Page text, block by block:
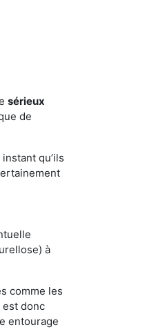
sérieux
de
qu’ils
à
comme les
est donc
entourage